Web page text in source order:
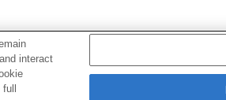
interact